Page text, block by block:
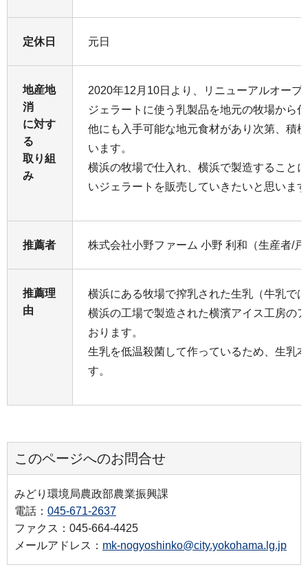
定休日 元日
地産地
消
に対す
る
取り組
み
2020年12月10日より、リニューアルオープ
ジェラートに使う乳製品を地元の牧場から
他にも入手可能な地元食材があり次第、積
います。
横浜の牧場で仕入れ、横浜で製造すること
いジェラートを販売していきたいと思いま
推薦者 株式会社小野ファーム 小野 利和（生産者/
推薦理
由
横浜にある牧場で搾乳された生乳（牛乳で
横浜の工場で製造された横濱アイス工房の
おります。
生乳を低温殺菌して作っているため、生乳
す。
このページへのお問合せ
みどり環境局農政部農業振興課
電話： 045-671-2637
ファクス：045-664-4425
メールアドレス： mk-nogyoshinko@city.yokohama.lg.jp